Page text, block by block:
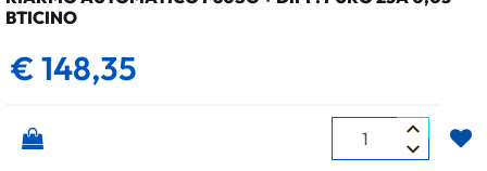
BTICINO
€ 148,35
Quantità